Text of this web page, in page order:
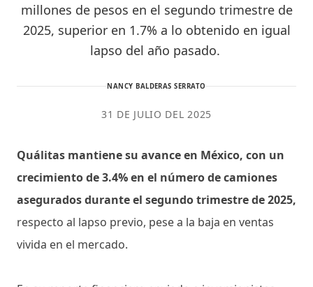
millones de pesos en el segundo trimestre de
2025, superior en 1.7% a lo obtenido en igual
lapso del año pasado.
NANCY BALDERAS SERRATO
31 DE JULIO DEL 2025
Quálitas mantiene su avance en México, con un
crecimiento de 3.4% en el número de camiones
asegurados durante el segundo trimestre de 2025,
respecto al lapso previo, pese a la baja en ventas
vivida en el mercado.